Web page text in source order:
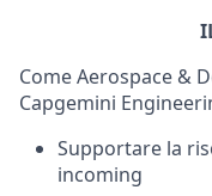
Come Aerospace &
Capgemini
Supportare la
incoming